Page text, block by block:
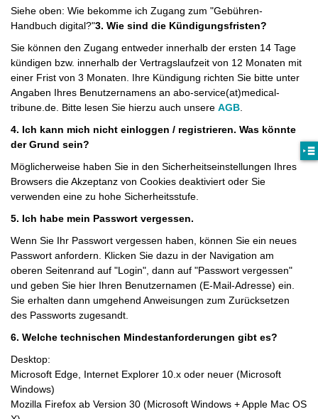
Siehe oben: Wie bekomme ich Zugang zum "Gebühren-
Handbuch digital?"3. Wie sind die Kündigungsfristen?
Sie können den Zugang entweder innerhalb der ersten 14 Tage
kündigen bzw. innerhalb der Vertragslaufzeit von 12 Monaten mit
einer Frist von 3 Monaten. Ihre Kündigung richten Sie bitte unter
Angaben Ihres Benutzernamens an abo-service(at)medical-
tribune.de. Bitte lesen Sie hierzu auch unsere AGB
4. Ich kann mich nicht einloggen / registrieren. Was könnte
der Grund sein?
Möglicherweise haben Sie in den Sicherheitseinstellungen Ihres
Browsers die Akzeptanz von Cookies deaktiviert oder Sie
verwenden eine zu hohe Sicherheitsstufe.
5. Ich habe mein Passwort vergessen.
Wenn Sie Ihr Passwort vergessen haben, können Sie ein neues
Passwort anfordern. Klicken Sie dazu in der Navigation am
oberen Seitenrand auf "Login", dann auf "Passwort vergessen"
und geben Sie hier Ihren Benutzernamen (E-Mail-Adresse) ein.
Sie erhalten dann umgehend Anweisungen zum Zurücksetzen
des Passworts zugesandt.
6. Welche technischen Mindestanforderungen gibt es?
Desktop:
Microsoft Edge, Internet Explorer 10.x oder neuer (Microsoft
Windows)
Mozilla Firefox ab Version 30 (Microsoft Windows + Apple Mac OS